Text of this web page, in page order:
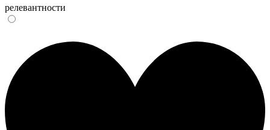
релевантности